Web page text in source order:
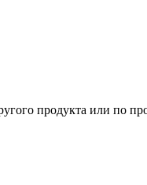
продукта или по